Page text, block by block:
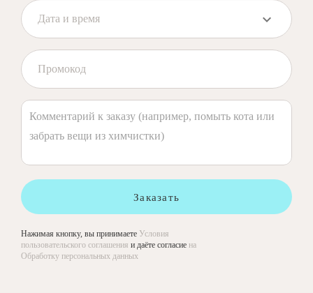
Заказать
Нажимая кнопку, вы принимаете Условия
пользовательского соглашения и даёте согласие на
Обработку персональных данных